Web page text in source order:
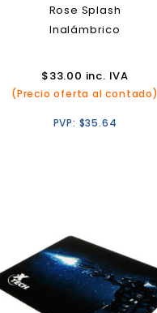
Rose Splash
Inalámbrico
$33.00 inc. IVA
(Precio oferta al contado)
PVP: $35.64